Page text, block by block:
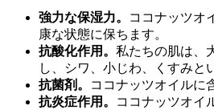
強力な保湿力。
ココナッツオ
康な状態に保ちます。
抗酸化作用。 私たちの肌は、
し、シワ、小じわ、くすみと
抗菌剤。
ココナッツオイルに
抗炎症作用。
ココナッツオイ